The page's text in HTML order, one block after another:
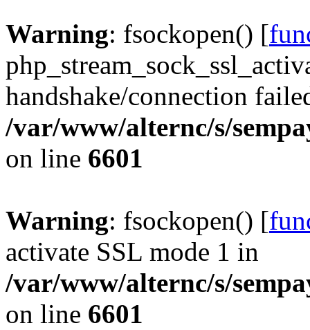
Warning: fsockopen() [
handshake/connection
/var/www/alternc/s/
on line 6601
Warning: fsockopen() [
activate SSL mode 1 in
/var/www/alternc/s/
on line 6601